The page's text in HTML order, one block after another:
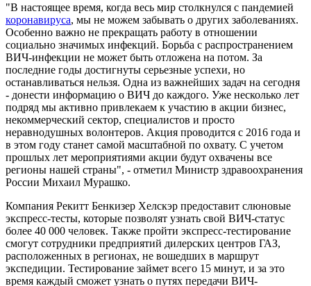
"В настоящее время, когда весь мир столкнулся с пандемией
коронавируса, мы не можем забывать о других заболеваниях.
Особенно важно не прекращать работу в отношении
социально значимых инфекций. Борьба с распространением
ВИЧ-инфекции не может быть отложена на потом. За
последние годы достигнуты серьезные успехи, но
останавливаться нельзя. Одна из важнейших задач на сегодня
- донести информацию о ВИЧ до каждого. Уже несколько лет
подряд мы активно привлекаем к участию в акции бизнес,
некоммерческий сектор, специалистов и просто
неравнодушных волонтеров. Акция проводится с 2016 года и
в этом году станет самой масштабной по охвату. С учетом
прошлых лет мероприятиями акции будут охвачены все
регионы нашей страны", - отметил Министр здравоохранения
России Михаил Мурашко.
Компания Рекитт Бенкизер Хелскэр предоставит слюновые
экспресс-тесты, которые позволят узнать свой ВИЧ-статус
более 40 000 человек. Также пройти экспресс-тестирование
смогут сотрудники предприятий дилерских центров ГАЗ,
расположенных в регионах, не вошедших в маршрут
экспедиции. Тестирование займет всего 15 минут, и за это
время каждый сможет узнать о путях передачи ВИЧ-